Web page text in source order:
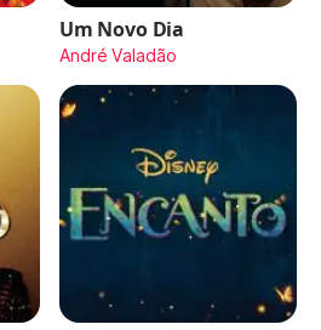
Um Novo Dia
André Valadão